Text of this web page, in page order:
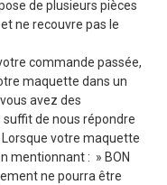
de plusieurs pièces
ne recouvre pas le
commande passée,
maquette dans un
avez des
de nous répondre
votre maquette
mentionnant : » BON
ne pourra être